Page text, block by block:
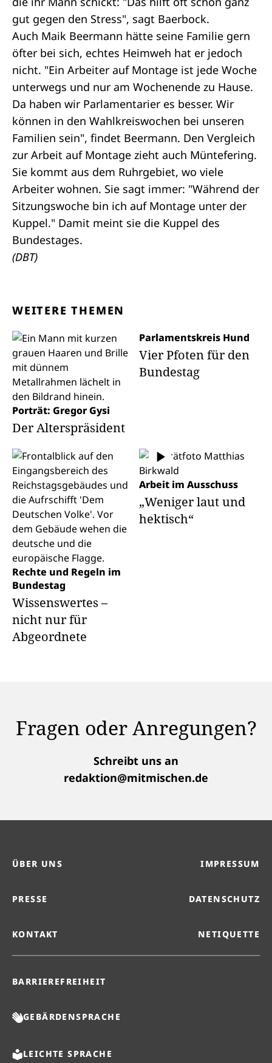
gut gegen den Stress", sagt Baerbock.
Auch Maik Beermann hätte seine Familie gern
öfter bei sich, echtes Heimweh hat er jedoch
nicht. "Ein Arbeiter auf Montage ist jede Woche
unterwegs und nur am Wochenende zu Hause.
Da haben wir Parlamentarier es besser. Wir
können in den Wahlkreiswochen bei unseren
Familien sein", findet Beermann. Den Vergleich
zur Arbeit auf Montage zieht auch Müntefering.
Sie kommt aus dem Ruhrgebiet, wo viele
Arbeiter wohnen. Sie sagt immer: "Während der
Sitzungswoche bin ich auf Montage unter der
Kuppel." Damit meint sie die Kuppel des
Bundestages.
(DBT)
WEITERE THEMEN
Porträt: Gregor Gysi
Der Alterspräsident
Parlamentskreis Hund
Vier Pfoten für den
Bundestag
Rechte und Regeln im
Bundestag
Wissenswertes –
nicht nur für
Abgeordnete
Arbeit im Ausschuss
„Weniger laut und
hektisch“
Fragen oder Anregungen?
Schreibt uns an
redaktion@mitmischen.de
ÜBER UNS IMPRESSUM
PRESSE DATENSCHUTZ
KONTAKT NETIQUETTE
BARRIEREFREIHEIT
GEBÄRDENSPRACHE
LEICHTE SPRACHE